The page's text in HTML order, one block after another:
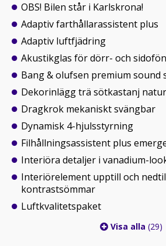
OBS! Bilen står i Karlskrona!
Adaptiv farthållarassistent plus
Adaptiv luftfjädring
Akustikglas för dörr- och
Bang & olufsen premium sound
Dekorinlägg trä sötkastanj
Dragkrok mekaniskt svängbar
Dynamisk 4-hjulsstyrning
Filhållningsassistent plus
Interiöra detaljer i vanadium-
Interiörelement upptill och
kontrastsömmar
Luftkvalitetspaket
Visa alla (29)